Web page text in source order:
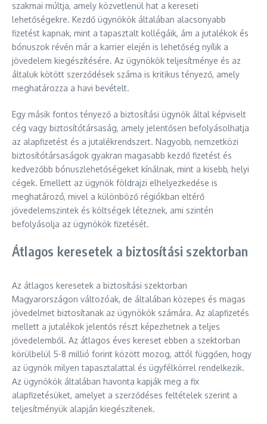
szakmai múltja, amely közvetlenül hat a kereseti
lehetőségekre. Kezdő ügynökök általában alacsonyabb
fizetést kapnak, mint a tapasztalt kollégáik, ám a jutalékok és
bónuszok révén már a karrier elején is lehetőség nyílik a
jövedelem kiegészítésére. Az ügynökök teljesítménye és az
általuk kötött szerződések száma is kritikus tényező, amely
meghatározza a havi bevételt.
Egy másik fontos tényező a biztosítási ügynök által képviselt
cég vagy biztosítótársaság, amely jelentősen befolyásolhatja
az alapfizetést és a jutalékrendszert. Nagyobb, nemzetközi
biztosítótársaságok gyakran magasabb kezdő fizetést és
kedvezőbb bónuszlehetőségeket kínálnak, mint a kisebb, helyi
cégek. Emellett az ügynök földrajzi elhelyezkedése is
meghatározó, mivel a különböző régiókban eltérő
jövedelemszintek és költségek léteznek, ami szintén
befolyásolja az ügynökök fizetését.
Átlagos keresetek a biztosítási szektorban
Az átlagos keresetek a biztosítási szektorban
Magyarországon változóak, de általában közepes és magas
jövedelmet biztosítanak az ügynökök számára. Az alapfizetés
mellett a jutalékok jelentős részt képezhetnek a teljes
jövedelemből. Az átlagos éves kereset ebben a szektorban
körülbelül 5-8 millió forint között mozog, attól függően, hogy
az ügynök milyen tapasztalattal és ügyfélkörrel rendelkezik.
Az ügynökök általában havonta kapják meg a fix
alapfizetésüket, amelyet a szerződéses feltételek szerint a
teljesítményük alapján kiegészítenek.